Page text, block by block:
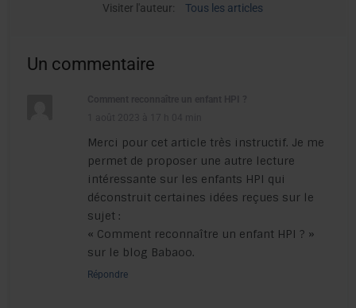
Visiter l'auteur: Tous les articles
Un commentaire
Merci pour cet article très instructif. Je me
permet de proposer une autre lecture
intéressante sur les enfants HPI qui
déconstruit certaines idées reçues sur le
sujet :
« Comment reconnaître un enfant HPI ? »
sur le blog Babaoo.
Répondre